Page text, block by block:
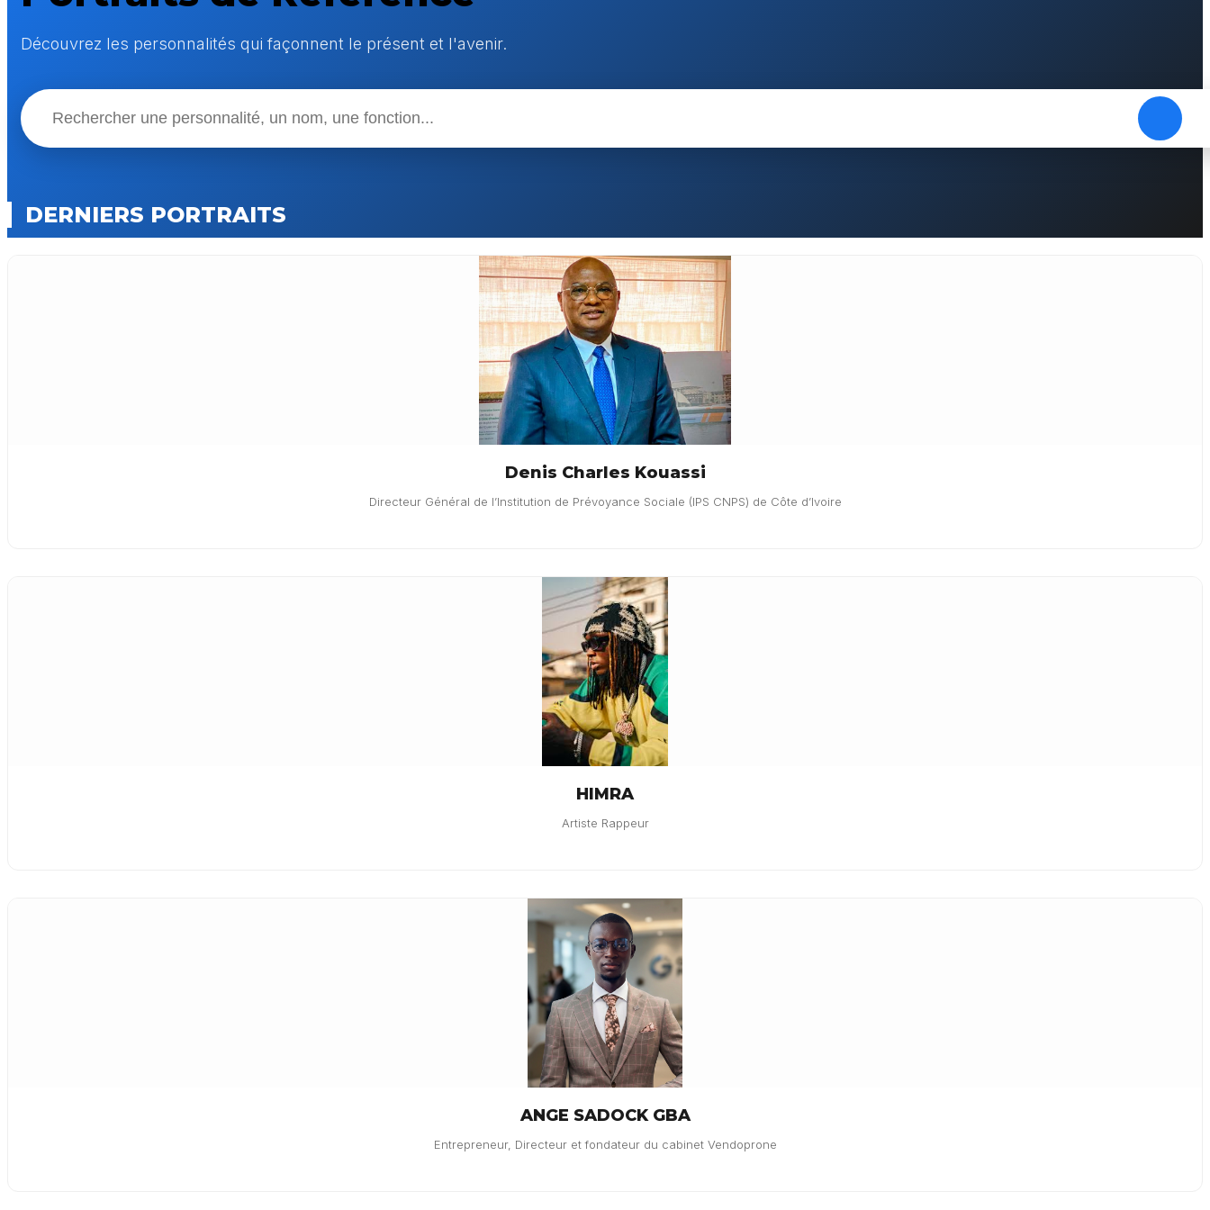
Découvrez les personnalités qui façonnent le présent et l'avenir.
DERNIERS PORTRAITS
Denis Charles Kouassi
Directeur Général de l’Institution de Prévoyance Sociale (IPS CNPS) de Côte d’Ivoire
HIMRA
Artiste Rappeur
ANGE SADOCK GBA
Entrepreneur, Directeur et fondateur du cabinet Vendoprone